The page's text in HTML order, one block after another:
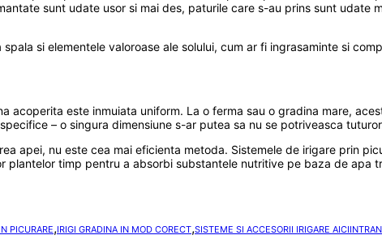
sunt udate usor si mai des, paturile care s-au prins sunt
si elementele valoroase ale solului, cum ar fi ingrasaminte si
acoperita este inmuiata uniform. La o ferma sau o gradina mare,
– o singura dimensiune s-ar putea sa nu se potriveasca
apei, nu este cea mai eficienta metoda. Sistemele de irigare prin
plantelor timp pentru a absorbi substantele nutritive pe baza de apa
PICURARE,IRIGI GRADINA IN MOD CORECT,SISTEME SI ACCESORII IRIGARE